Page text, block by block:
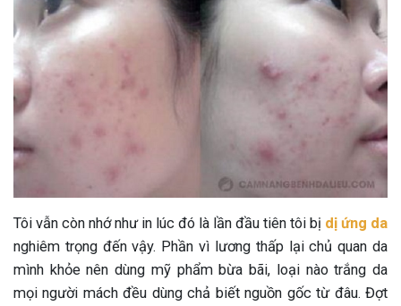
Tôi vẫn còn nhớ như in lúc đó là lần đầu tiên tôi bị dị ứng da
nghiêm trọng đến vậy. Phần vì lương thấp lại chủ quan da
mình khỏe nên dùng mỹ phẩm bừa bãi, loại nào trắng da
mọi người mách đều dùng chả biết nguồn gốc từ đâu. Đợt